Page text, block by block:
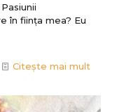
în ființa mea? Eu
Citește mai mult